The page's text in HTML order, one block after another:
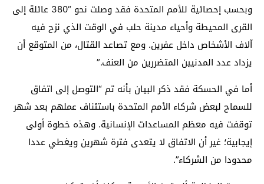
وبحسب إحصائية للأمم المتحدة فقد وصلت نحو “380 عائلة إلى
القرى المحيطة وأحياء مدينة حلب في الوقت الذي نزح فيه
آلاف الأشخاص داخل عفرين. ومع تصاعد القتال، من المتوقع أن
يزداد عدد المدنيين المتضررين من العنف.”
أما في الحسكة فقد ذكر البيان بأنه تم “التوصل إلى اتفاق
للسماح لبعض شركاء الأمم المتحدة باستئناف عملهم بعد شهر
توقفت فيه معظم المساعدات الإنسانية. وهذه خطوة أولى
إيجابية؛ غير أن الاتفاق لا يتعدى فترة شهرين ويغطي عددا
محدودا من الشركاء”.